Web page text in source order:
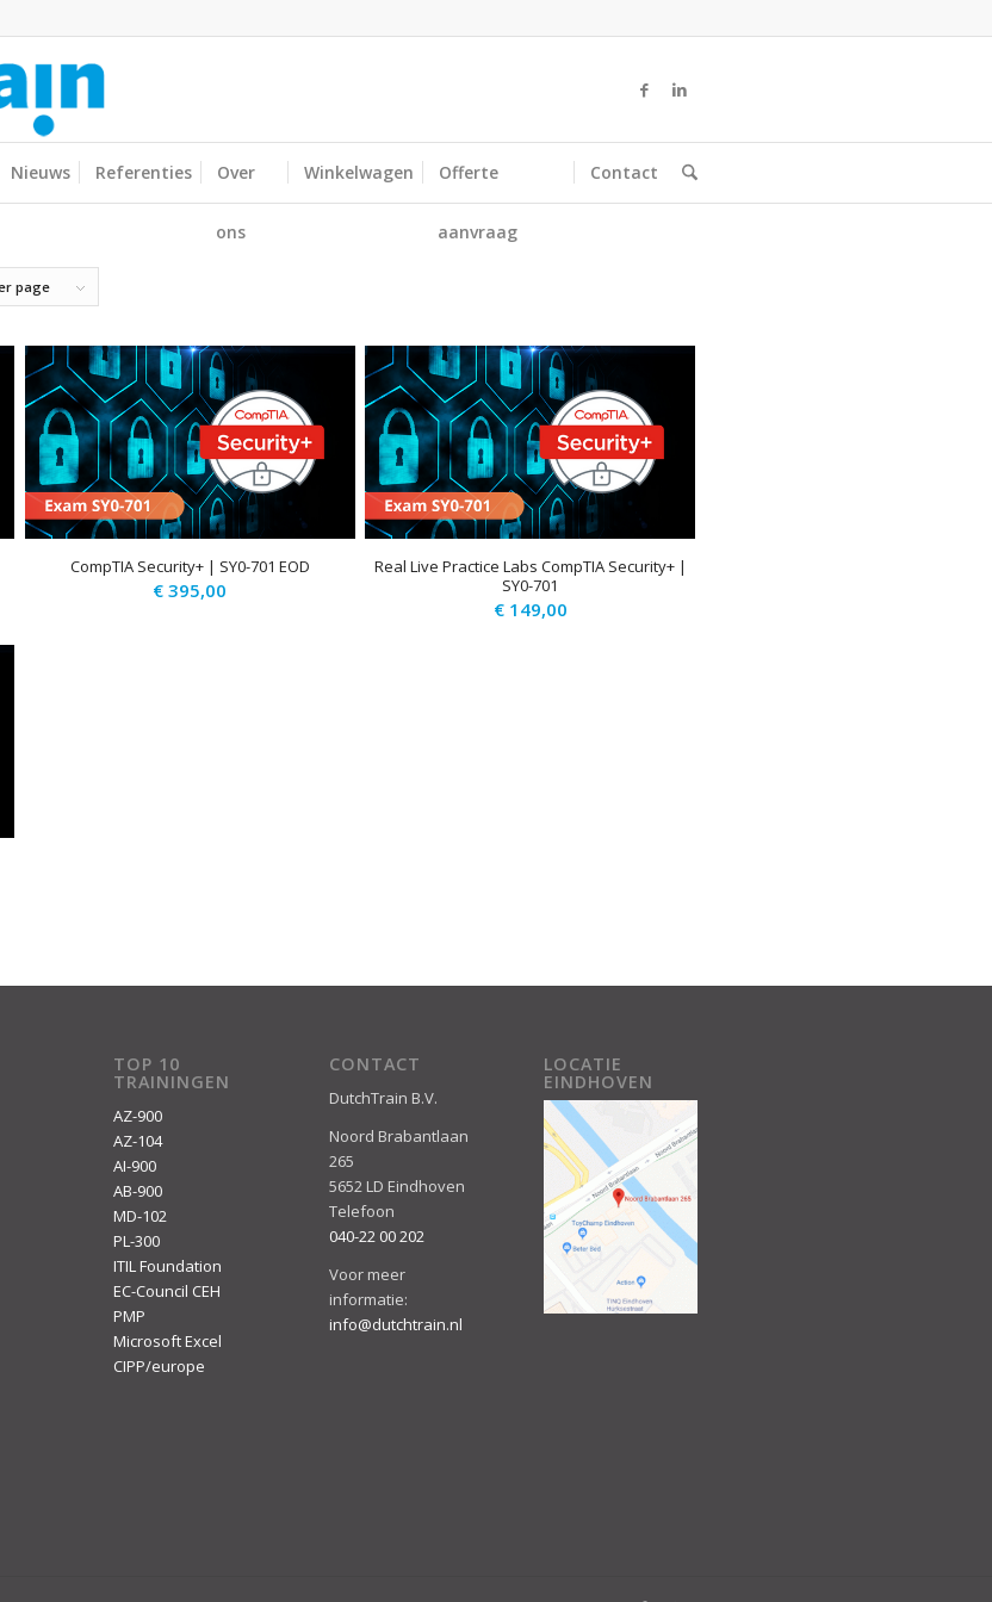
Nieuws Referenties Over
ons
Winkelwagen Offerte
aanvraag
Contact
page
CompTIA Security+ | SY0-701 EOD
€ 395,00
Real Live Practice Labs CompTIA Security+ |
SY0-701
€149,00
TOP 10
TRAININGEN
AZ-900
AZ-104
AI-900
AB-900
MD-102
PL-300
ITIL Foundation
EC-Council CEH
PMP
Microsoft Excel
CIPP/europe
CONTACT
DutchTrain B.V.
Noord Brabantlaan
265
5652 LD Eindhoven
Telefoon
040-22 00 202
Voor meer
informatie:
info@dutchtrain.nl
LOCATIE
EINDHOVEN